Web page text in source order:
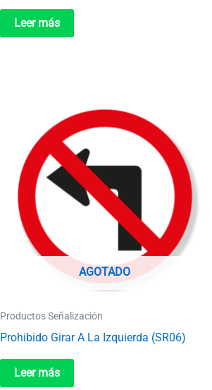
Leer más
AGOTADO
Productos Señalización
Prohibido Girar A La Izquierda (SR06)
Leer más